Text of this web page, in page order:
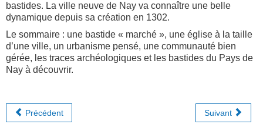
bastides. La ville neuve de Nay va connaître une belle
dynamique depuis sa création en 1302.
Le sommaire : une bastide « marché », une église à la taille
d’une ville, un urbanisme pensé, une communauté bien
gérée, les traces archéologiques et les bastides du Pays de
Nay à découvrir.
Précédent Suivant